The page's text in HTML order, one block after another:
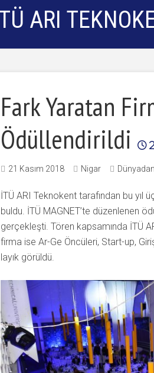
Fark Yaratan
Ödüllendirildi
21 Kasım 2018 Nigar Dünyadan
İTÜ ARI Teknokent tarafından bu yıl
buldu. İTÜ MAGNET’te düzenlenen
gerçekleşti. Tören kapsamında İTÜ
firma ise Ar-Ge Öncüleri, Start-up,
layık görüldü.